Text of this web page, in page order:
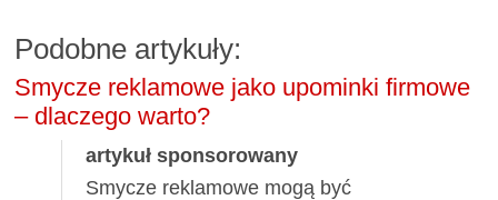
Podobne artykuły:
Smycze reklamowe jako upominki firmowe
– dlaczego warto?
artykuł sponsorowany
Smycze reklamowe mogą być